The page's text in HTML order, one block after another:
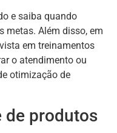
e saiba quando
metas. Além disso, em
em treinamentos
o atendimento ou
otimização de
de produtos